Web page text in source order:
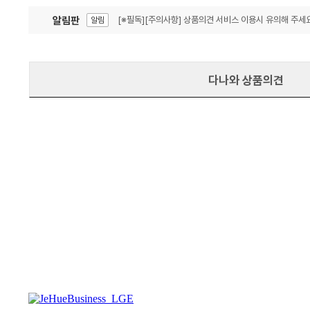
알림판 알림 [※필독][주의사항] 상품의견 서비스 이용시 유의해 주세
다나와 상품의견